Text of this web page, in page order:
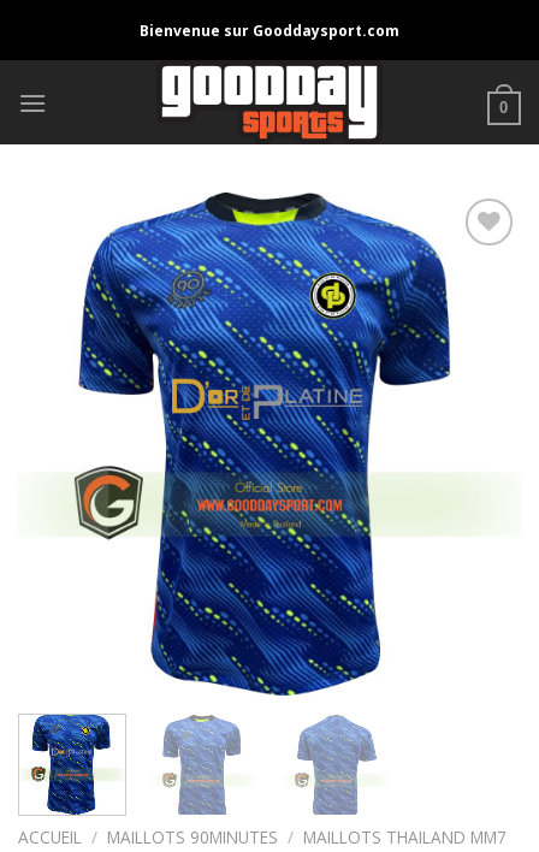
Bienvenue sur Gooddaysport.com
0
ACCUEIL / MAILLOTS 90MINUTES / MAILLOTS THAILAND MM7